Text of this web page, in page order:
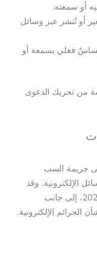
أو سمعته.
أو تُنشر عبر وسائل
فعلي بسمعة أو
من تحريك الدعوى
جريمة السب
الإلكترونية. وقد
نظمها قانون العقوبات الاتحادي رقم 31 لسنة 2021، إلى جانب